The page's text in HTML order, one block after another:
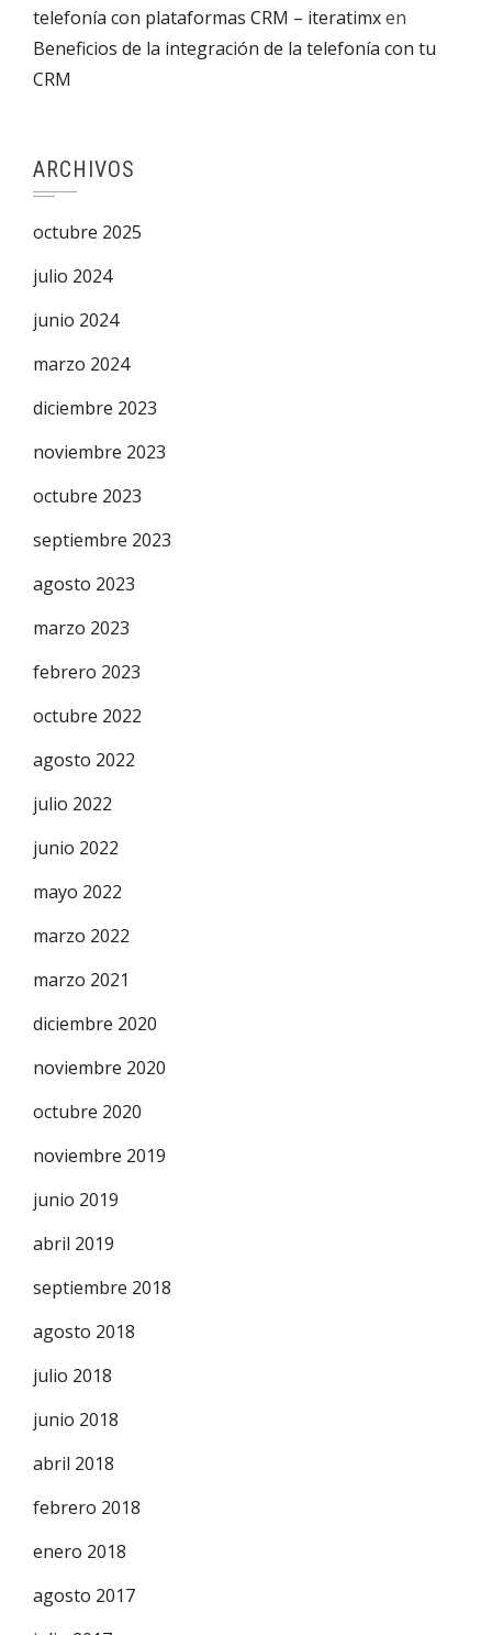
telefonía con plataformas CRM – iteratimxen
Beneficios de la integración de la telefonía con tu
CRM
ARCHIVOS
octubre 2025
julio 2024
junio 2024
marzo 2024
diciembre 2023
noviembre 2023
octubre 2023
septiembre 2023
agosto 2023
marzo 2023
febrero 2023
octubre 2022
agosto 2022
julio 2022
junio 2022
mayo 2022
marzo 2022
marzo 2021
diciembre 2020
noviembre 2020
octubre 2020
noviembre 2019
junio 2019
abril 2019
septiembre 2018
agosto 2018
julio 2018
junio 2018
abril 2018
febrero 2018
enero 2018
agosto 2017